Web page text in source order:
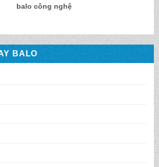
BALO
balo công nghệ